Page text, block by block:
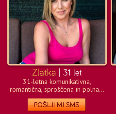
31-letna komunikativna,
romantična, sproščena in polna...